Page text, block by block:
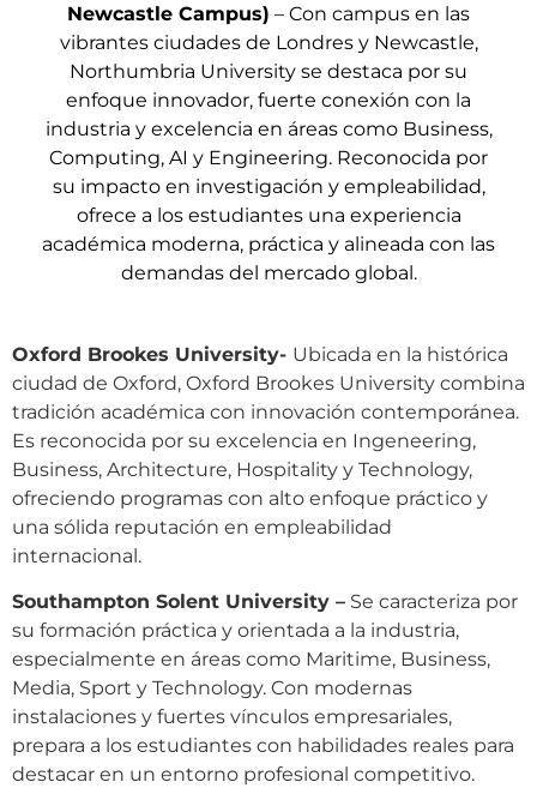
Newcastle Campus) – Con campus en las
vibrantes ciudades de Londres y Newcastle,
Northumbria University se destaca por su
enfoque innovador, fuerte conexión con la
industria y excelencia en áreas como Business,
Computing, AI y Engineering. Reconocida por
su impacto en investigación y empleabilidad,
ofrece a los estudiantes una experiencia
académica moderna, práctica y alineada con las
demandas del mercado global.
Oxford Brookes University- Ubicada en la histórica
ciudad de Oxford, Oxford Brookes University combina
tradición académica con innovación contemporánea.
Es reconocida por su excelencia en Ingeneering,
Business, Architecture, Hospitality y Technology,
ofreciendo programas con alto enfoque práctico y
una sólida reputación en empleabilidad
internacional.
Southampton Solent University – Se caracteriza por
su formación práctica y orientada a la industria,
especialmente en áreas como Maritime, Business,
Media, Sport y Technology. Con modernas
instalaciones y fuertes vínculos empresariales,
prepara a los estudiantes con habilidades reales para
destacar en un entorno profesional competitivo.